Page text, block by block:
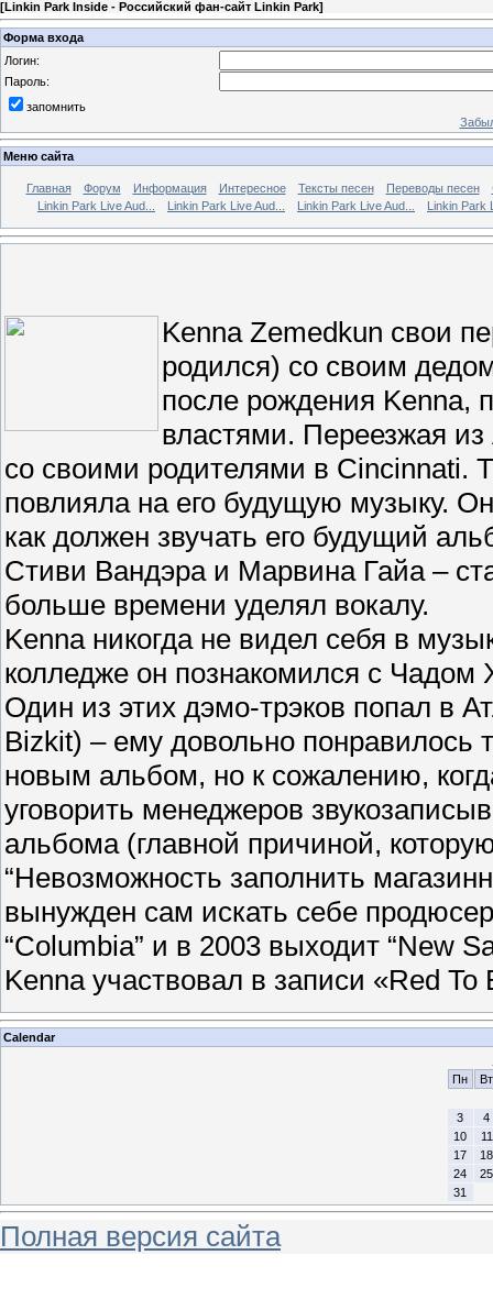
[Linkin Park Inside - Российский фан-сайт Linkin Park]
Форма входа
Логин:
Пароль:
запомнить
Меню сайта
Главная Форум Информация Интересное Тексты песен Переводы песен
Linkin Park Live Aud...
Linkin Park Live Aud... Linkin Park Live Aud... Linkin Park
Kenna Zemedkun свои
родился) со своим
после рождения Kenna,
властями. Переезжая
со своими родителями в Cincinnati.
повлияла на его будущую музыку.
как должен звучать его будущий
Стиви Вандэра и Марвина Гайа –
больше времени уделял вокалу.
Kenna никогда не видел себя в
колледже он познакомился с Чадом
Один из этих дэмо-трэков попал в
Bizkit) – ему довольно понравилось
новым альбом, но к сожалению,
уговорить менеджеров
альбома (главной причиной,
“Невозможность заполнить
вынужден сам искать себе
“Columbia” и в 2003 выходит “New
Kenna участвовал в записи «Red
Calendar
Пн
Вт
3
4
10
11
17
18
24
25
31
Полная версия сайта